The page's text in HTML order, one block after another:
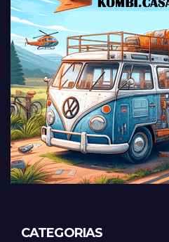
CATEGORIAS